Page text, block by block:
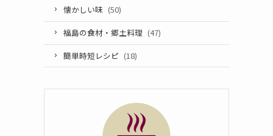
懐かしい味 (50)
福島の食材・郷土料理 (47)
簡単時短レシピ (18)